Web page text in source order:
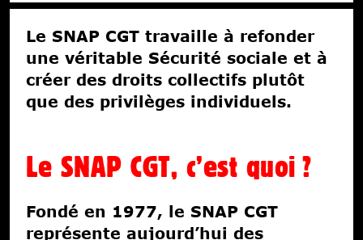
Document d'orientation
Liens utiles
Archives
Actualités
Communiqués
Droits sociaux
Droits d’auteurs
Solidarités
Libertés
Ateliers
Le SNAP CGT travaille à refonder
une véritable Sécurité sociale et à
créer des droits collectifs plutôt
que des privilèges individuels.
Le SNAP CGT, c’est quoi ?
Fondé en 1977, le SNAP CGT
représente aujourd’hui des